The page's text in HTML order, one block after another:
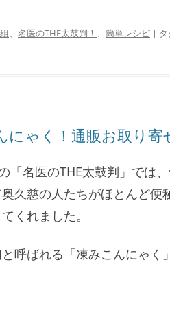
、 名医のTHE太鼓判！ 、 簡単レシピ | タ
ゃく！通販お取り寄
「名医のTHE太鼓判」では
久慈の人たちがほとんど便
くれました。
呼ばれる「凍みこんにゃく